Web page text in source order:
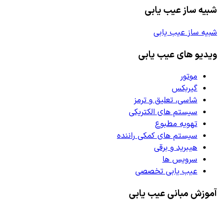
شبیه ساز عیب یابی
شبیه ساز عیب یابی
ویدیو های عیب یابی
موتور
گیربکس
شاسی، تعلیق و ترمز
سیستم های الکتریکی
تهویه مطبوع
سیستم های کمکی راننده
هیبرید و برقی
سرویس ها
عیب یابی تخصصی
آموزش مبانی عیب یابی